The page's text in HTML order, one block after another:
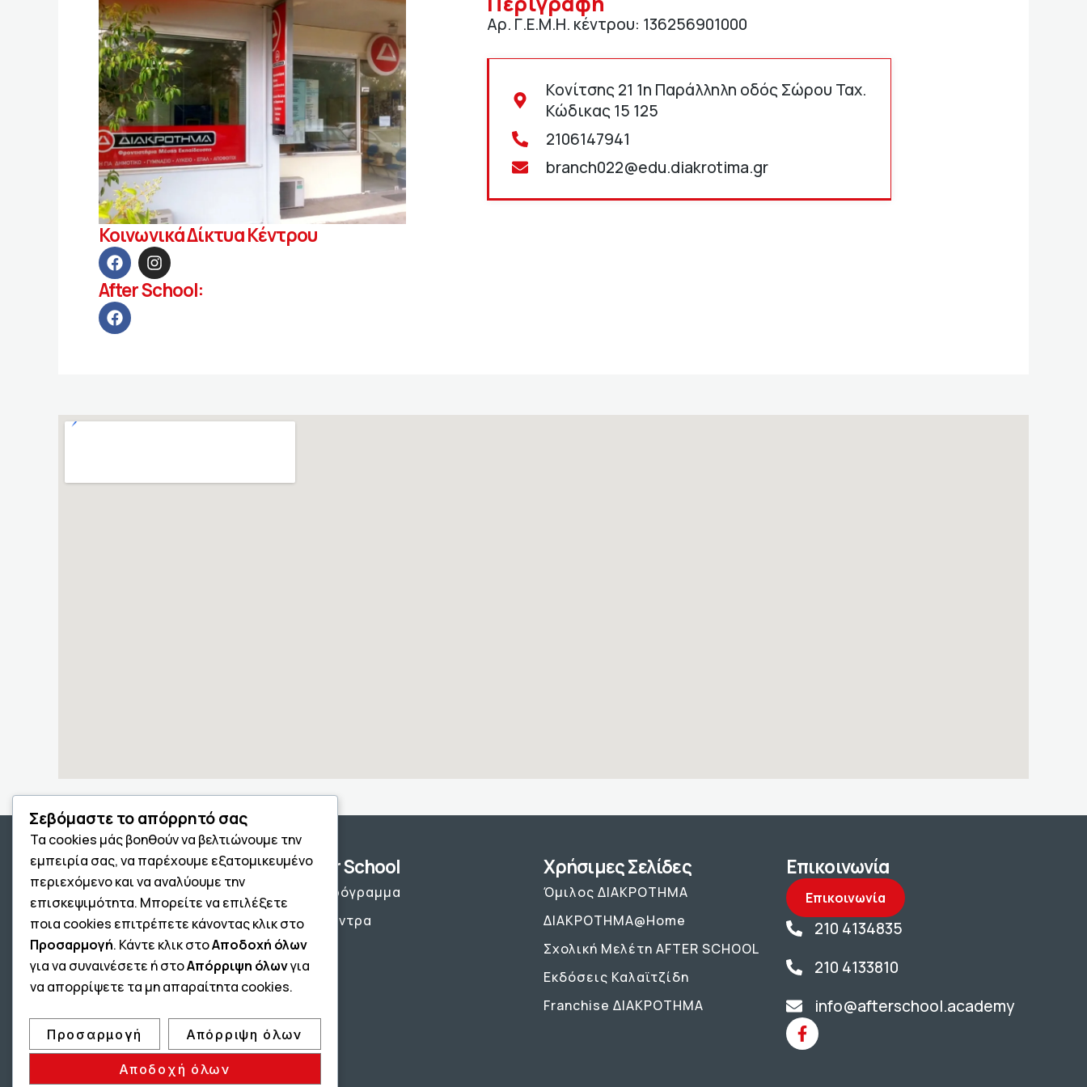
Κοινωνικά Δίκτυα Κέντρου
After School:
Αρ. Γ.Ε.Μ.Η. κέντρου: 136256901000
Κονίτσης 21 1η Παράλληλη οδός Σώρου Ταχ.
Κώδικας 15 125
2106147941
branch022@edu.diakrotima.gr
After School
Το Πρόγραμμα
Τα Κέντρα
Χρήσιμες Σελίδες
Όμιλος ΔΙΑΚΡΟΤΗΜΑ
ΔΙΑΚΡΟΤΗΜΑ@Home
Σχολική Μελέτη AFTER SCHOOL
Εκδόσεις Καλαϊτζίδη
Franchise ΔΙΑΚΡΟΤΗΜΑ
Επικοινωνία
Επικοινωνία
210 4134835
210 4133810
info@afterschool.academy
Σεβόμαστε το απόρρητό σας
Τα cookies μάς βοηθούν να βελτιώνουμε την
εμπειρία σας, να παρέχουμε εξατομικευμένο
περιεχόμενο και να αναλύουμε την
επισκεψιμότητα. Μπορείτε να επιλέξετε
ποια cookies επιτρέπετε κάνοντας κλικ στο
Προσαρμογή. Κάντε κλικ στοΑποδοχή όλων
για να συναινέσετε ή στοΑπόρριψη όλωνγια
να απορρίψετε τα μη απαραίτητα cookies.
Προσαρμογή Απόρριψη όλων
Αποδοχή όλων